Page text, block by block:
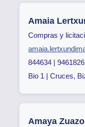
Amaia
Compras y
844634 |
Bio 1 | Cruces,
Amaya